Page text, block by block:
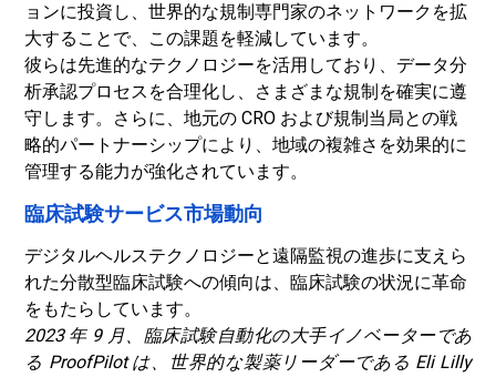
ョンに投資し、世界的な規制専門家のネットワークを拡
大することで、この課題を軽減しています。
彼らは先進的なテクノロジーを活用しており、 データ分
析承認プロセスを合理化し、さまざまな規制を確実に遵
守します。さらに、地元の CRO および規制当局との戦
略的パートナーシップにより、地域の複雑さを効果的に
管理する能力が強化されています。
臨床試験サービス市場動向
デジタルヘルステクノロジーと遠隔監視の進歩に支えら
れた分散型臨床試験への傾向は、臨床試験の状況に革命
をもたらしています。
2023 年 9 月、臨床試験自動化の大手イノベーターであ
る ProofPilot は、世界的な製薬リーダーである Eli Lilly